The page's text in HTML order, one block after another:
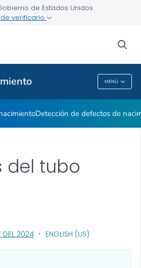
de Estados Unidos
verificarlo
MENÚ
Detección de defectos de
DEL 2024, VISIT LINK FOR DETAILS.
ENGLISH (US)
del tubo